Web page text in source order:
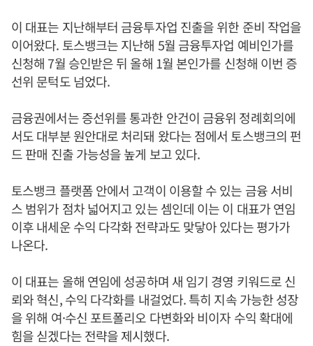
이 대표는 지난해부터 금융투자업 진출을 위한 준비 작업을
이어왔다. 토스뱅크는 지난해 5월 금융투자업 예비인가를
신청해 7월 승인받은 뒤 올해 1월 본인가를 신청해 이번 증
선위 문턱도 넘었다.
금융권에서는 증선위를 통과한 안건이 금융위 정례회의에
서도 대부분 원안대로 처리돼 왔다는 점에서 토스뱅크의 펀
드 판매 진출 가능성을 높게 보고 있다.
토스뱅크 플랫폼 안에서 고객이 이용할 수 있는 금융 서비
스 범위가 점차 넓어지고 있는 셈인데 이는 이 대표가 연임
이후 내세운 수익 다각화 전략과도 맞닿아 있다는 평가가
나온다.
이 대표는 올해 연임에 성공하며 새 임기 경영 키워드로 신
뢰와 혁신, 수익 다각화를 내걸었다. 특히 지속 가능한 성장
을 위해 여·수신 포트폴리오 다변화와 비이자 수익 확대에
힘을 싣겠다는 전략을 제시했다.